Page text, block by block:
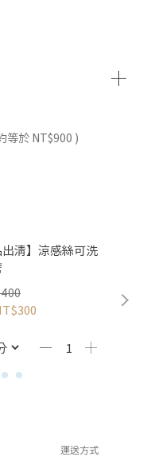
等於 NT$900 )
出清】涼感絲可洗
運送方式